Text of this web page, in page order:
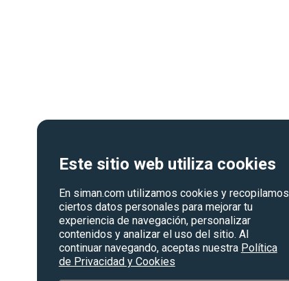
Este sitio web utiliza cookies
En siman.com utilizamos cookies y recopilamos
ciertos datos personales para mejorar tu
experiencia de navegación, personalizar
contenidos y analizar el uso del sitio. Al
continuar navegando, aceptas nuestra Política
de Privacidad y Cookies